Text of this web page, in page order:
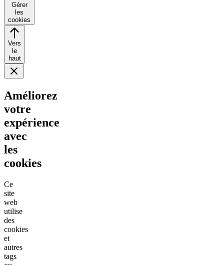
Gérer
les
cookies
Vers
le
haut
Améliorez
votre
expérience
avec
les
cookies
Ce
site
web
utilise
des
cookies
et
autres
tags